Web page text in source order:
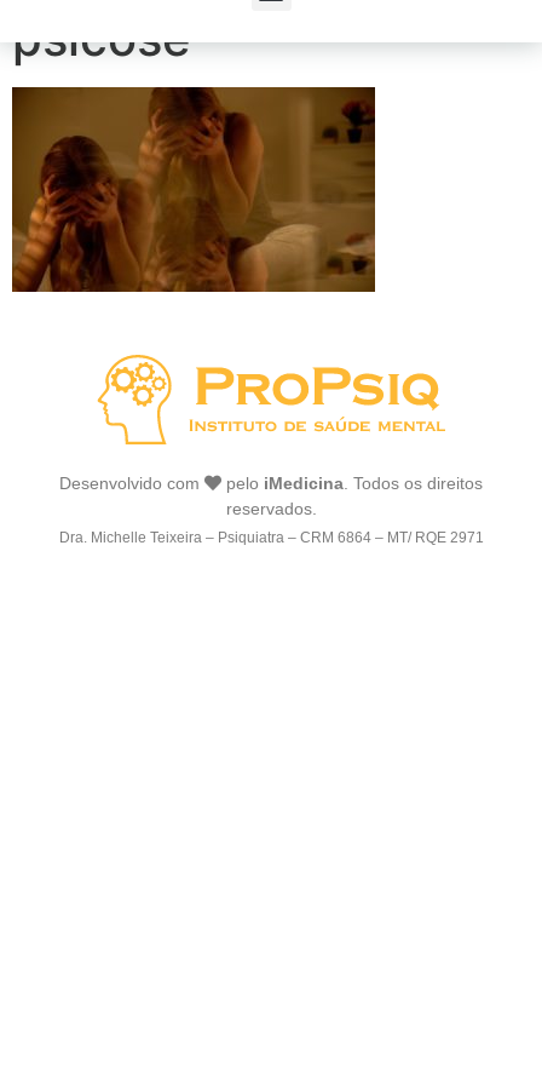
psicose
Desenvolvido com pelo iMedicina. Todos os direitos
reservados.
Dra. Michelle Teixeira – Psiquiatra – CRM 6864 – MT/ RQE 2971